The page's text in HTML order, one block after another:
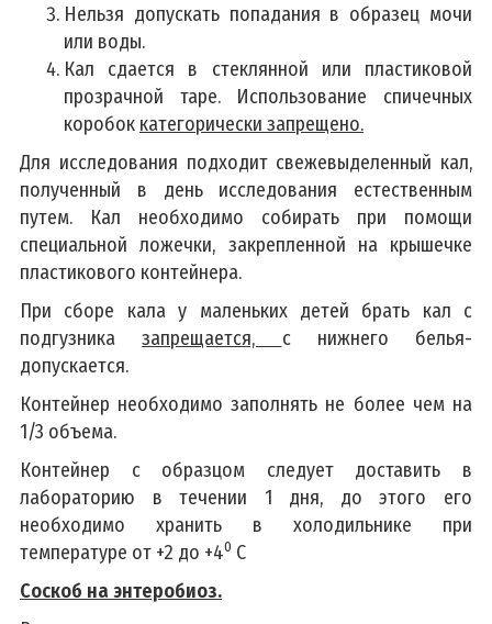
Нельзя допускать попадания в образец мочи
или воды.
Кал сдается в стеклянной или пластиковой
прозрачной таре. Использование спичечных
коробок категорически запрещено.
Для исследования подходит свежевыделенный кал,
полученный в день исследования естественным
путем. Кал необходимо собирать при помощи
специальной ложечки, закрепленной на крышечке
пластикового контейнера.
При сборе кала у маленьких детей брать кал с
подгузниказапрещается, с нижнего белья-
допускается.
Контейнер необходимо заполнять не более чем на
1/3 объема.
Контейнер с образцом следует доставить в
лабораторию в течении 1 дня, до этого его
необходимо хранить в холодильнике при
температуре от +2 до +40 C
Соскоб на энтеробиоз.